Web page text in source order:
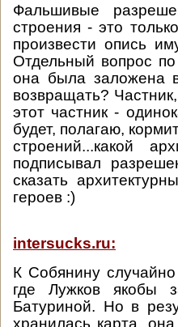
Фальшивые
строения - это
произвести опись
Отдельный вопрос
она была заложена
возвращать?
этот частник -
будет, полагаю,
строений...какой
подписывал
сказать
героев :)
intersucks.ru:
К Собянину
где Лужков якобы
Батуриной. Но в
хранилась карта,